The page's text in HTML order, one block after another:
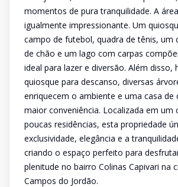
momentos de pura tranquilidade. A
igualmente impressionante. Um
campo de futebol, quadra de tênis, um
de chão e um lago com carpas
ideal para lazer e diversão. Além disso,
quiosque para descanso, diversas
enriquecem o ambiente e uma casa de
maior conveniência. Localizada em um
poucas residências, esta propriedade
exclusividade, elegância e a
criando o espaço perfeito para
plenitude no bairro Colinas Capivari na
Campos do Jordão.